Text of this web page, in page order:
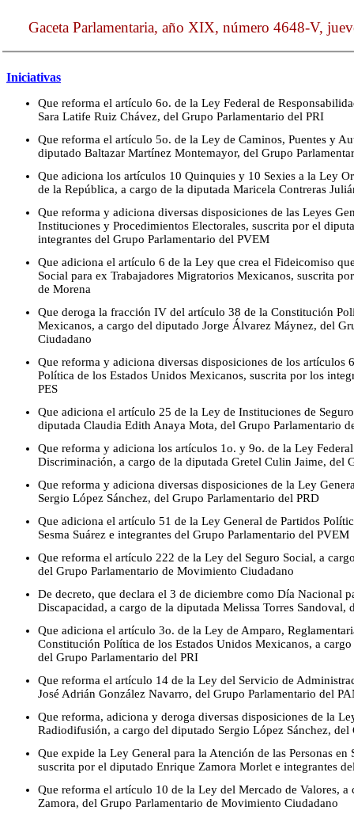
Gaceta Parlamentaria, año XIX, número 4648-V,
Iniciativas
Que reforma el artículo 6o. de la Ley Federal de
Sara Latife Ruiz Chávez, del Grupo Parlamentario del PRI
Que reforma el artículo 5o. de la Ley de Caminos, Puentes y
diputado Baltazar Martínez Montemayor, del Grupo
Que adiciona los artículos 10 Quinquies y 10 Sexies a la Ley
de la República, a cargo de la diputada Maricela Contreras
Que reforma y adiciona diversas disposiciones de las Leyes
Instituciones y Procedimientos Electorales, suscrita por el
integrantes del Grupo Parlamentario del PVEM
Que adiciona el artículo 6 de la Ley que crea el Fideicomiso
Social para ex Trabajadores Migratorios Mexicanos, suscrita
de Morena
Que deroga la fracción IV del artículo 38 de la Constitución
Mexicanos, a cargo del diputado Jorge Álvarez Máynez, del
Ciudadano
Que reforma y adiciona diversas disposiciones de los artículos
Política de los Estados Unidos Mexicanos, suscrita por los
PES
Que adiciona el artículo 25 de la Ley de Instituciones de
diputada Claudia Edith Anaya Mota, del Grupo Parlamentario
Que reforma y adiciona los artículos 1o. y 9o. de la Ley
Discriminación, a cargo de la diputada Gretel Culin Jaime, del
Que reforma y adiciona diversas disposiciones de la Ley
Sergio López Sánchez, del Grupo Parlamentario del PRD
Que adiciona el artículo 51 de la Ley General de Partidos
Sesma Suárez e integrantes del Grupo Parlamentario del PVEM
Que reforma el artículo 222 de la Ley del Seguro Social, a
del Grupo Parlamentario de Movimiento Ciudadano
De decreto, que declara el 3 de diciembre como Día Nacional
Discapacidad, a cargo de la diputada Melissa Torres Sandoval,
Que adiciona el artículo 3o. de la Ley de Amparo,
Constitución Política de los Estados Unidos Mexicanos, a
del Grupo Parlamentario del PRI
Que reforma el artículo 14 de la Ley del Servicio de
José Adrián González Navarro, del Grupo Parlamentario del
Que reforma, adiciona y deroga diversas disposiciones de la
Radiodifusión, a cargo del diputado Sergio López Sánchez, del
Que expide la Ley General para la Atención de las Personas
suscrita por el diputado Enrique Zamora Morlet e integrantes
Que reforma el artículo 10 de la Ley del Mercado de Valores,
Zamora, del Grupo Parlamentario de Movimiento Ciudadano